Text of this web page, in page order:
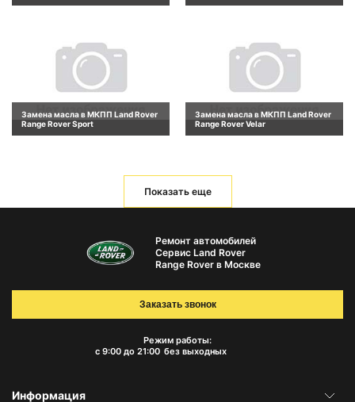
Замена масла в МКПП Land Rover
Range Rover Sport
Замена масла в МКПП Land Rover
Range Rover Velar
Показать еще
Ремонт автомобилей
Сервис Land Rover
Range Rover в Москве
Режим работы:
с 9:00 до 21:00 без выходных
Заказать звонок
Информация